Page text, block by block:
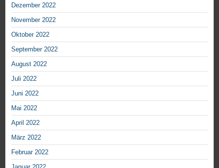
Dezember 2022
November 2022
Oktober 2022
September 2022
August 2022
Juli 2022
Juni 2022
Mai 2022
April 2022
März 2022
Februar 2022